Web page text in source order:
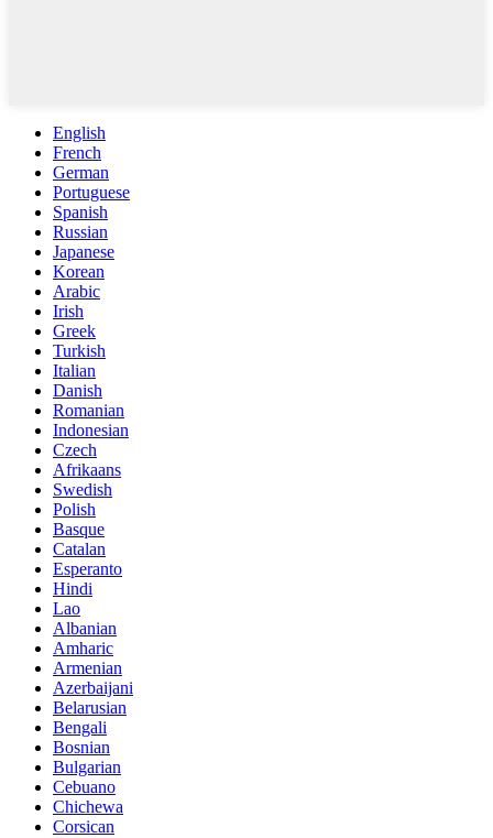
English
French
German
Portuguese
Spanish
Russian
Japanese
Korean
Arabic
Irish
Greek
Turkish
Italian
Danish
Romanian
Indonesian
Czech
Afrikaans
Swedish
Polish
Basque
Catalan
Esperanto
Hindi
Lao
Albanian
Amharic
Armenian
Azerbaijani
Belarusian
Bengali
Bosnian
Bulgarian
Cebuano
Chichewa
Corsican